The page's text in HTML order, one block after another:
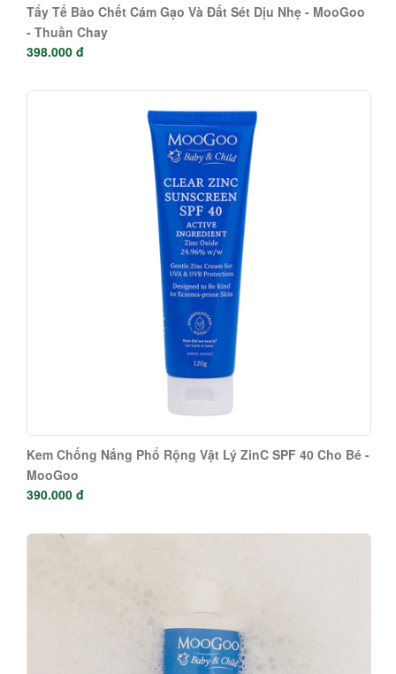
Tẩy Tế Bào Chết Cám Gạo Và Đất Sét Dịu Nhẹ - MooGoo
- Thuần Chay
398.000 đ
Kem Chống Nắng Phổ Rộng Vật Lý ZinC SPF 40 Cho Bé -
MooGoo
390.000 đ